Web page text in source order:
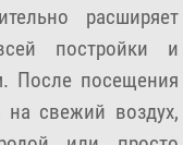
расширяет
постройки и
После посещения
свежий воздух,